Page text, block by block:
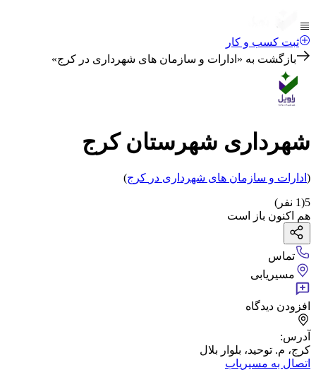
ثبت کسب و کار
بازگشت به « ادارات و سازمان های شهرداری در کرج»
شهرداری شهرستان کرج
( ادارات و سازمان های شهرداری در کرج)
5
(
1 نفر)
هم اکنون باز است
تماس
مسیریابی
افزودن دیدگاه
آدرس:
کرج، م. توحید، بلوار بلال
اتصال به مسیریاب